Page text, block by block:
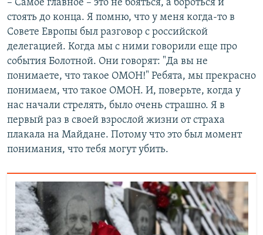
– Самое главное – это не бояться, а бороться и
стоять до конца. Я помню, что у меня когда-то в
Совете Европы был разговор с российской
делегацией. Когда мы с ними говорили еще про
события Болотной. Они говорят: "Да вы не
понимаете, что такое ОМОН!" Ребята, мы прекрасно
понимаем, что такое ОМОН. И, поверьте, когда у
нас начали стрелять, было очень страшно. Я в
первый раз в своей взрослой жизни от страха
плакала на Майдане. Потому что это был момент
понимания, что тебя могут убить.